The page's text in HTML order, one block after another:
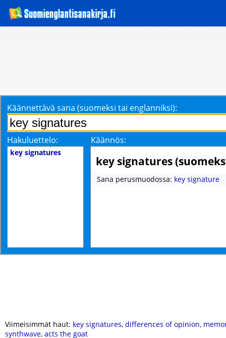
Käännettävä sana (suomeksi tai englanniksi):
Hakuluettelo: Käännös:
key signatures
key signatures
Sana perusmuodossa: key signature
Viimeisimmät haut: key signatures, differences of opinion,
synthwave, acts the goat